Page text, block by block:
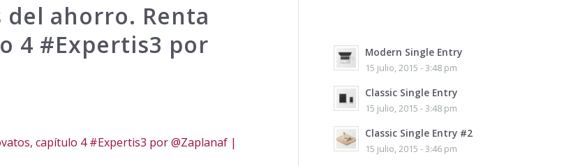
ahorro. Renta
4 #Expertis3 por
capítulo 4 #Expertis3 por @Zaplanaf |
Modern Single Entry
15 julio, 2015 - 3:48 pm
Classic Single Entry
15 julio, 2015 - 3:48 pm
Classic Single Entry #2
15 julio, 2015 - 3:46 pm